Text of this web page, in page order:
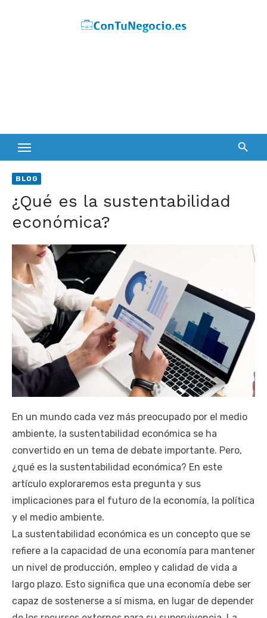
BLOG
¿Qué es la sustentabilidad
económica?
En un mundo cada vez más preocupado por el medio
ambiente, la sustentabilidad económica se ha
convertido en un tema de debate importante. Pero,
¿qué es la sustentabilidad económica? En este
artículo exploraremos esta pregunta y sus
implicaciones para el futuro de la economía, la política
y el medio ambiente.
La sustentabilidad económica es un concepto que se
refiere a la capacidad de una economía para mantener
un nivel de producción, empleo y calidad de vida a
largo plazo. Esto significa que una economía debe ser
capaz de sostenerse a sí misma, en lugar de depender